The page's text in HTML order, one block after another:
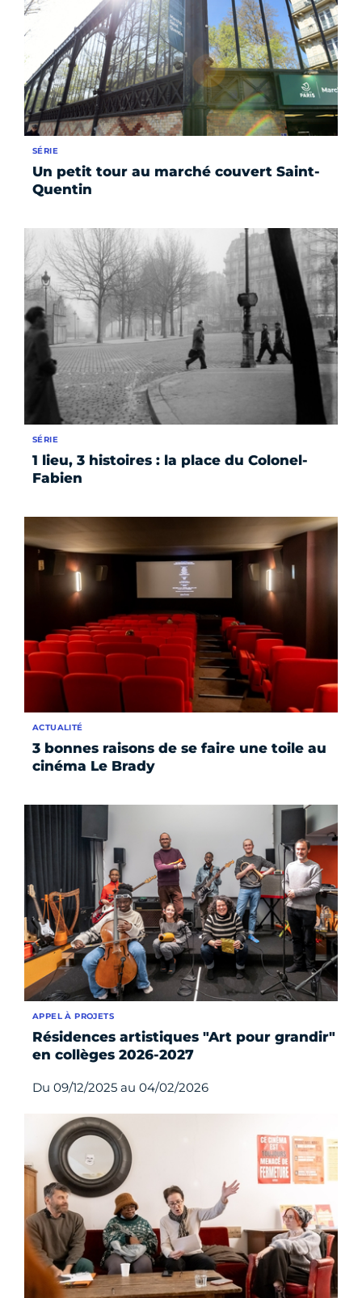
Un petit tour au marché couvert Saint-
Quentin
SÉRIE
1 lieu, 3 histoires : la place du Colonel-
Fabien
SÉRIE
3 bonnes raisons de se faire une toile au
cinéma Le Brady
ACTUALITÉ
Résidences artistiques "Art pour grandir"
en collèges 2026-2027
APPEL À PROJETS
Du 09/12/2025 au 04/02/2026